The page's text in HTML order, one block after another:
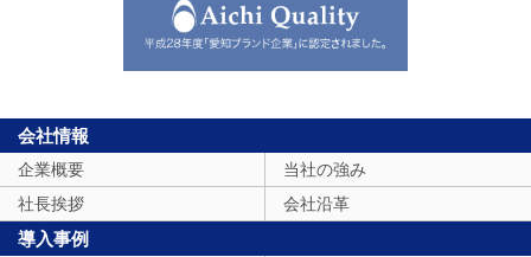
会社情報
企業概要
当社の強み
社長挨拶
会社沿革
導入事例